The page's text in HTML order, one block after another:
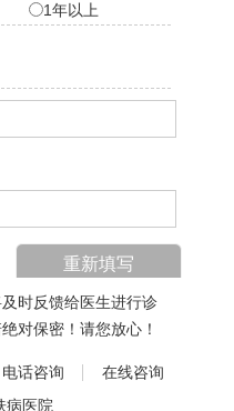
1年以上
时反馈给医生进行诊
对保密！请您放心！
电话咨询
在线咨询
病医院